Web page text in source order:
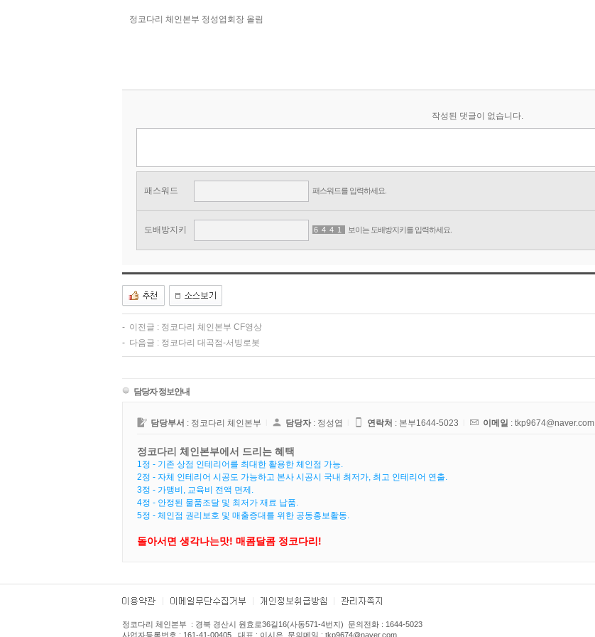
정코다리 체인본부 정성엽회장 올림
작성된 댓글이 없습니다.
패스워드 패스워드를 입력하세요.
도배방지키 69 42 41 1 보이는 도배방지키를 입력하세요.
- 이전글 : 정코다리 체인본부 CF영상
- 다음글 : 정코다리 대곡점-서빙로봇
담당자 정보안내
담당부서 : 정코다리 체인본부 담당자: 정성엽 연락처 : 본부1644-5023 이메일 : tkp9674@naver.com
정코다리 체인본부에서 드리는 혜택
1정 - 기존 상점 인테리어를 최대한 활용한 체인점 가능.
2정 - 자체 인테리어 시공도 가능하고 본사 시공시 국내 최저가, 최고 인테리어 연출.
3정 - 가맹비, 교육비 전액 면제.
4정 - 안정된 물품조달 및 최저가 재료 납품.
5정 - 체인점 권리보호 및 매출증대를 위한 공동홍보활동.
돌아서면 생각나는맛! 매콤달콤 정코다리!
정코다리 체인본부 : 경북 경산시 원효로36길16(사동571-4번지) 문의전화 : 1644-5023
사업자등록번호 : 161-41-00405 대표 : 이시은 문의메일 : tkp9674@naver.com